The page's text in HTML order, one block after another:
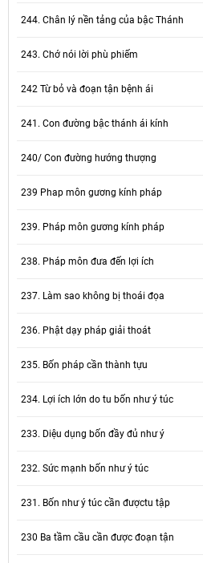
244. Chân lý nền tảng của bậc Thánh
243. Chớ nói lời phù phiếm
242 Từ bỏ và đoạn tận bệnh ái
241. Con đường bậc thánh ái kính
240/ Con đường hướng thượng
239 Phap môn gương kính pháp
239. Pháp môn gương kính pháp
238. Pháp môn đưa đến lợi ích
237. Làm sao không bị thoái đọa
236. Phật dạy pháp giải thoát
235. Bốn pháp cần thành tựu
234. Lợi ích lớn do tu bốn như ý túc
233. Diệu dụng bốn đầy đủ như ý
232. Sức mạnh bốn như ý túc
231. Bốn như ý túc cần đượctu tập
230 Ba tầm cầu cần được đoạn tận